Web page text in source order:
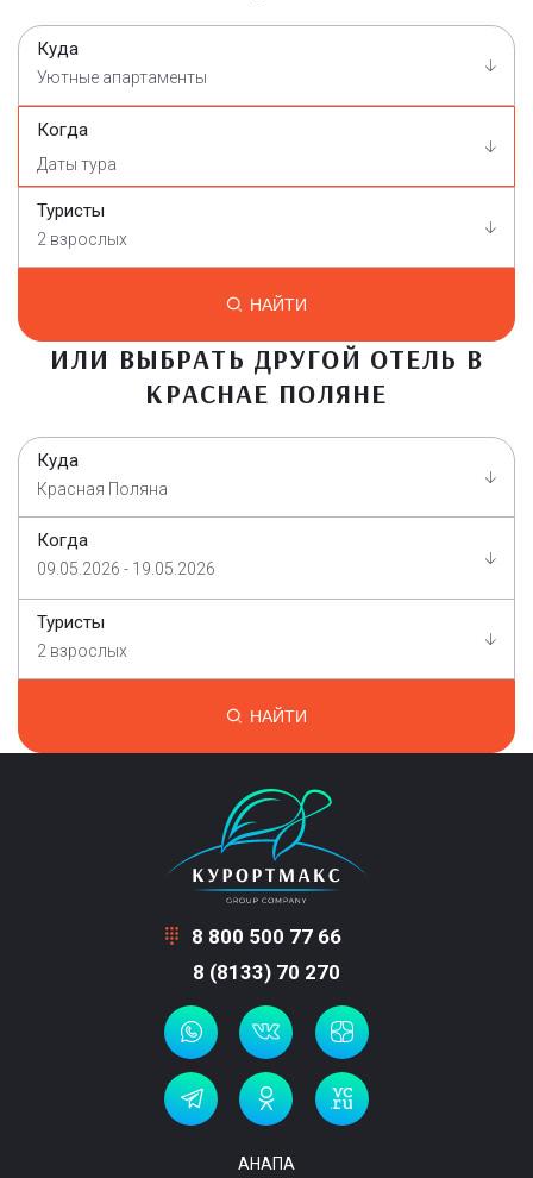
Куда
Уютные апартаменты
Когда
Туристы
2 взрослых
НАЙТИ
ИЛИ ВЫБРАТЬ ДРУГОЙ ОТЕЛЬ В
КРАСНАЕ ПОЛЯНЕ
Куда
Красная Поляна
Когда
09.05.2026 - 19.05.2026
Туристы
2 взрослых
НАЙТИ
8 800 500 77 66
8 (8133) 70 270
АНАПА